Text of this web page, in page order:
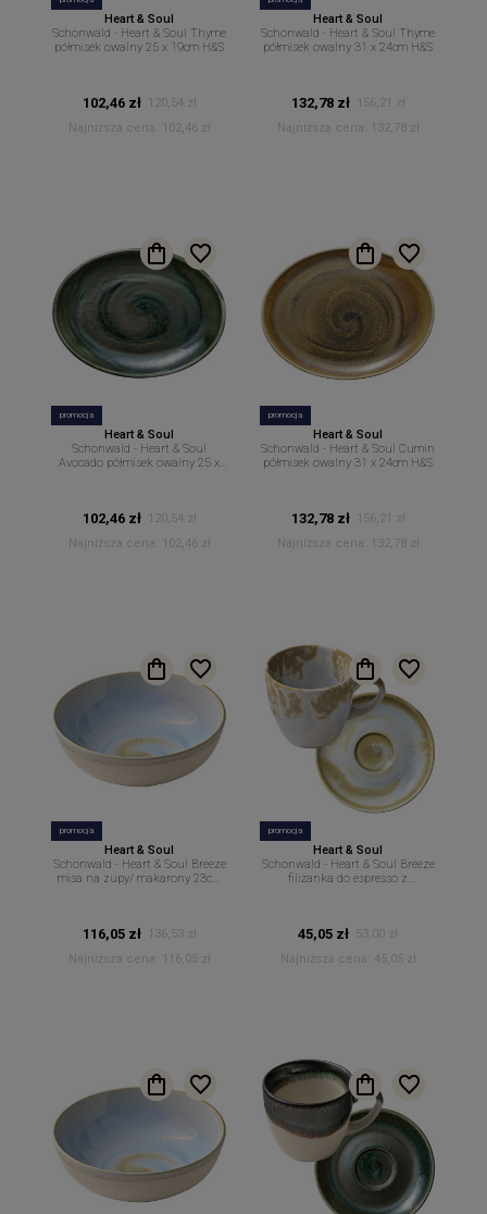
Heart & Soul
Schonwald - Heart & Soul Thyme
półmisek owalny 25 x 19cm H&S
102,46 zł
120,54 zł
Najniższa cena:
102,46 zł
Heart & Soul
Schonwald - Heart & Soul Thyme
półmisek owalny 31 x 24cm H&S
132,78 zł
156,21 zł
Najniższa cena:
132,78 zł
promocja
Heart & Soul
Schonwald - Heart & Soul
Avocado półmisek owalny 25 x
102,46 zł
120,54 zł
Najniższa cena:
102,46 zł
promocja
Heart & Soul
Schonwald - Heart & Soul Cumin
półmisek owalny 31 x 24cm H&S
132,78 zł
156,21 zł
Najniższa cena:
132,78 zł
promocja
Heart & Soul
Schonwald - Heart & Soul Breeze
misa na zupy/ makarony 23cm
116,05 zł
136,53 zł
Najniższa cena:
116,05 zł
promocja
Heart & Soul
Schonwald - Heart & Soul Breeze
filiżanka do espresso z
45,05 zł
53,00 zł
Najniższa cena:
45,05 zł